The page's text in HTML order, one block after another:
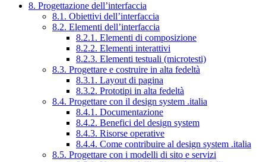
8. Progettazione dell’interfaccia
8.1. Obiettivi dell’interfaccia
8.2. Elementi dell’interfaccia
8.2.1. Elementi di composizione
8.2.2. Elementi interattivi
8.2.3. Elementi testuali (microtesti)
8.3. Progettare e costruire in alta fedeltà
8.3.1. Layout di pagina
8.3.2. Prototipi in alta fedeltà
8.4. Progettare con il design system .italia
8.4.1. Documentazione
8.4.2. Benefici del design system
8.4.3. Risorse operative
8.4.4. Come contribuire al design system .italia
8.5. Progettare con i modelli di sito e servizi